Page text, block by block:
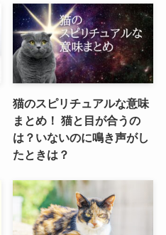
猫のスピリチュアルな意味
まとめ！ 猫と目が合うの
は？いないのに鳴き声がし
たときは？